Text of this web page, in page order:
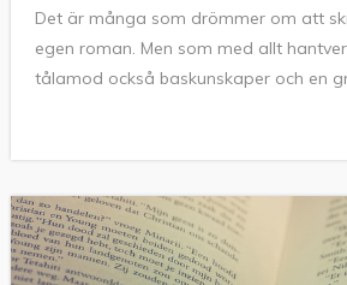
Det är många som drömmer om att
egen roman. Men som med allt
tålamod också baskunskaper och en